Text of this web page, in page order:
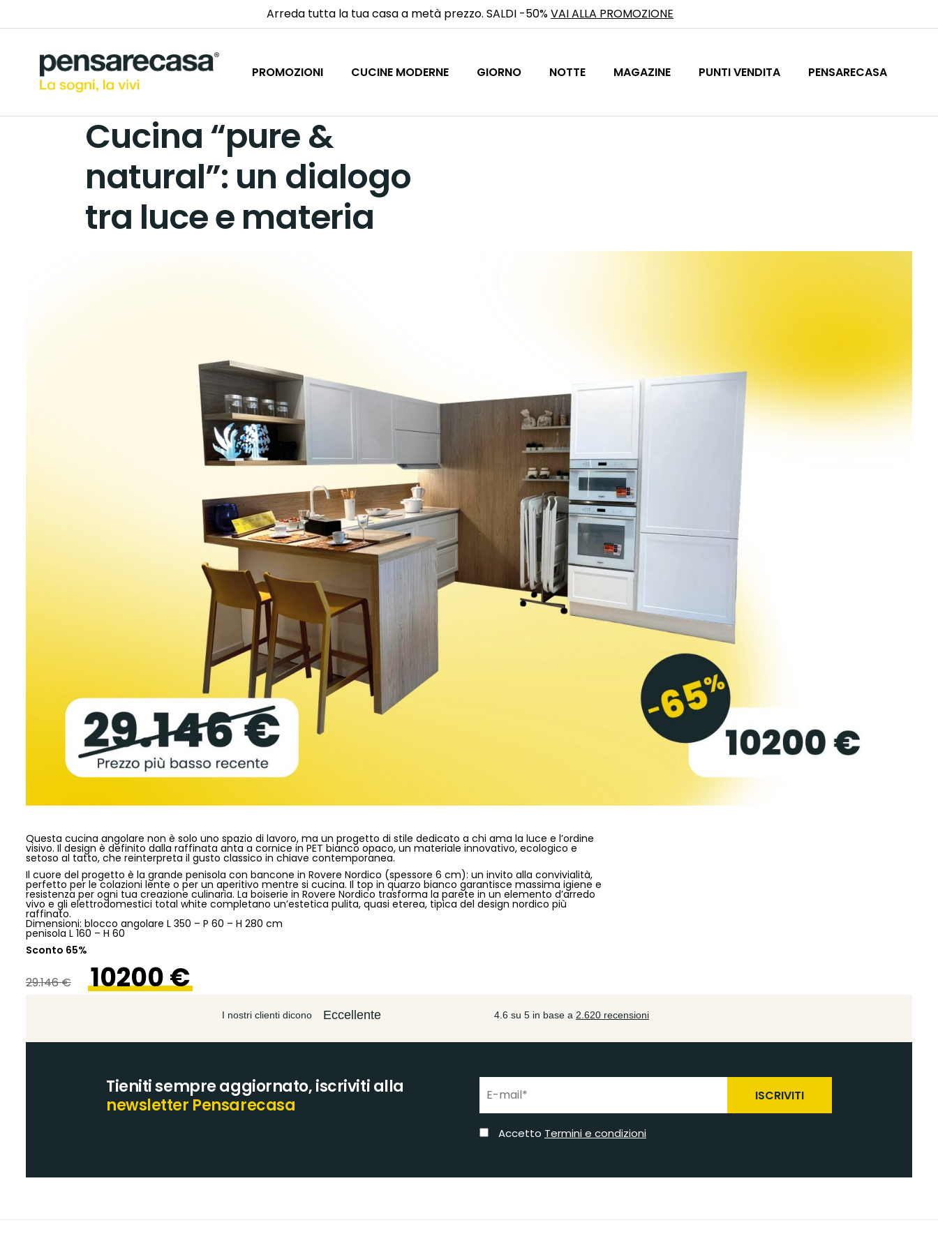
Arreda tutta la tua casa a metà prezzo. SALDI -50%VAI ALLA PROMOZIONE
PROMOZIONI CUCINE MODERNE GIORNO NOTTE MAGAZINE PUNTI VENDITA PENSARECASA
Cucina “pure &
natural”: un dialogo
tra luce e materia
Questa cucina angolare non è solo uno spazio di lavoro, ma un progetto di stile dedicato a chi ama la luce e l’ordine
visivo. Il design è definito dalla raffinata anta a cornice in PET bianco opaco, un materiale innovativo, ecologico e
setoso al tatto, che reinterpreta il gusto classico in chiave contemporanea.
Il cuore del progetto è la grande penisola con bancone in Rovere Nordico (spessore 6 cm): un invito alla convivialità,
perfetto per le colazioni lente o per un aperitivo mentre si cucina. Il top in quarzo bianco garantisce massima igiene e
resistenza per ogni tua creazione culinaria. La boiserie in Rovere Nordico trasforma la parete in un elemento d’arredo
vivo e gli elettrodomestici total white completano un’estetica pulita, quasi eterea, tipica del design nordico più
raffinato.
Dimensioni: blocco angolare L 350 – P 60 – H 280 cm
penisola L 160 – H 60
Sconto 65%
29.146 € 10200 €
Tieniti sempre aggiornato, iscriviti alla
newsletter Pensarecasa
ISCRIVITI
Accetto Termini e condizioni